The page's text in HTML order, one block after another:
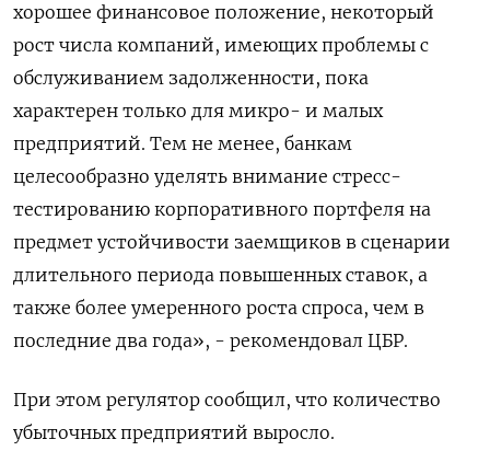
хорошее финансовое положение, некоторый
рост числа компаний, имеющих проблемы с
обслуживанием задолженности, пока
характерен только для микро- и малых
предприятий. Тем не менее, банкам
целесообразно уделять внимание стресс-
тестированию корпоративного портфеля на
предмет устойчивости заемщиков в сценарии
длительного периода повышенных ставок, а
также более умеренного роста спроса, чем в
последние два года», - рекомендовал ЦБР.
При этом регулятор сообщил, что количество
убыточных предприятий выросло.